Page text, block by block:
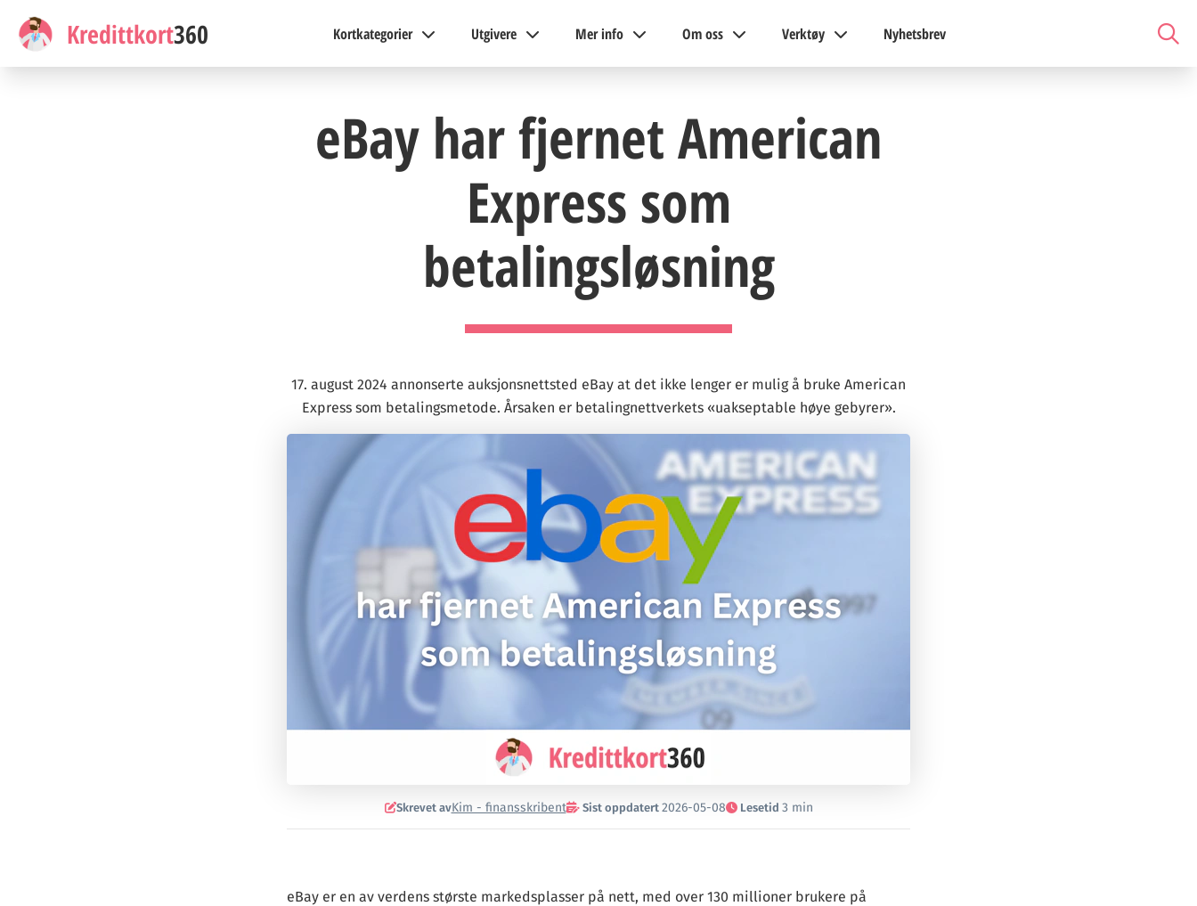
Kredittkort360 Kortkategorier Utgivere Mer info Om oss Verktøy Nyhetsbrev
eBay har fjernet American
Express som
betalingsløsning
17. august 2024 annonserte auksjonsnettsted eBay at det ikke lenger er mulig å bruke American
Express som betalingsmetode. Årsaken er betalingnettverkets «uakseptable høye gebyrer».
Skrevet avKim - finansskribent Sist oppdatert 2026-05-08 Lesetid 3 min
eBay er en av verdens største markedsplasser på nett, med over 130 millioner brukere på